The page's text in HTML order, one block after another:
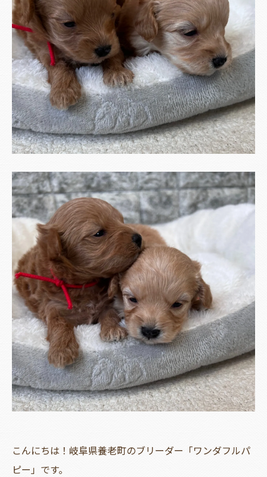
こんにちは！岐阜県養老町のブリーダー「ワンダフルパ
ピー」です。